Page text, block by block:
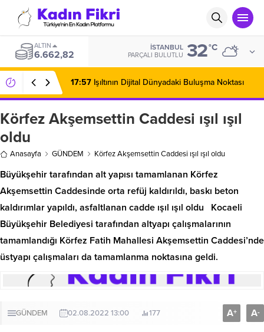
ALTIN
6.662,82
İSTANBUL
PARÇALI BULUTLU 32°C
17:57 Işıltının Dijital Dünyadaki Buluşma Noktası
Körfez Akşemsettin Caddesi ışıl ışıl
oldu
Anasayfa GÜNDEM Körfez Akşemsettin Caddesi ışıl ışıl oldu
Büyükşehir tarafından alt yapısı tamamlanan Körfez
Akşemsettin Caddesinde orta refüj kaldırıldı, baskı beton
kaldırımlar yapıldı, asfaltlanan cadde ışıl ışıl oldu Kocaeli
Büyükşehir Belediyesi tarafından altyapı çalışmalarının
tamamlandığı Körfez Fatih Mahallesi Akşemsettin Caddesi’nde
üstyapı çalışmaları da tamamlanma noktasına geldi.
GÜNDEM 02.08.2022 13:00 177 A+ A-